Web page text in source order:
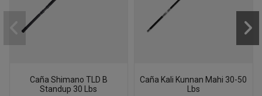
Caña Shimano TLD B
Standup 30 Lbs
Caña Kali Kunnan Mahi 30-50
Lbs